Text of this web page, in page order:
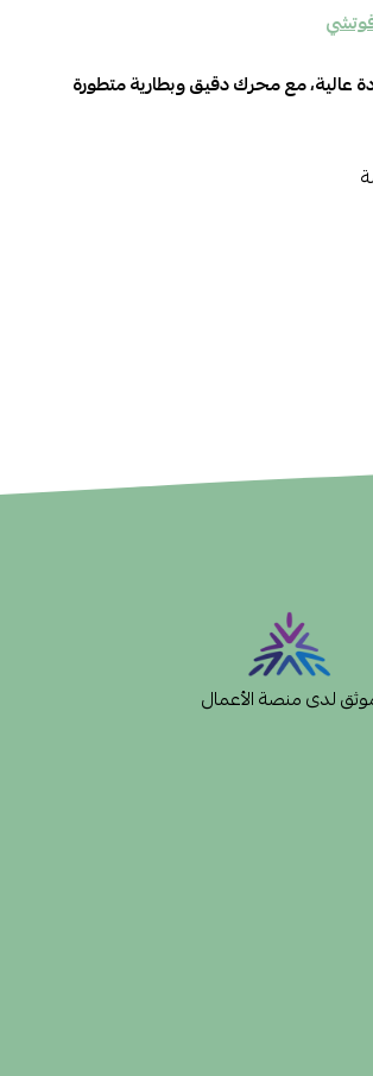
عالية، مع محرك دقيق وبطارية متطورة
لدى منصة الأعمال